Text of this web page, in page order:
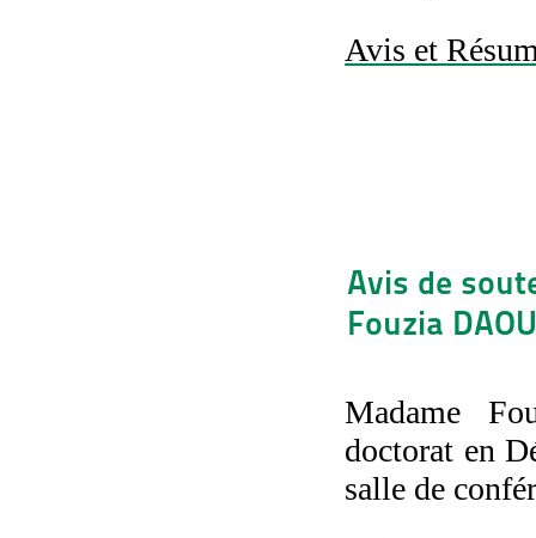
Avis et
Avis de
Fouzia
Madame
doctorat en
salle de